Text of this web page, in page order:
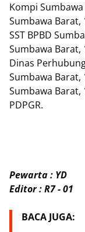
Kompi
Sumbawa Barat,
SST BPBD
Sumbawa Barat,
Dinas
Sumbawa Barat,
Sumbawa Barat,
PDPGR.
Pewarta : YD
Editor : R7 - 01
BACA JUGA: